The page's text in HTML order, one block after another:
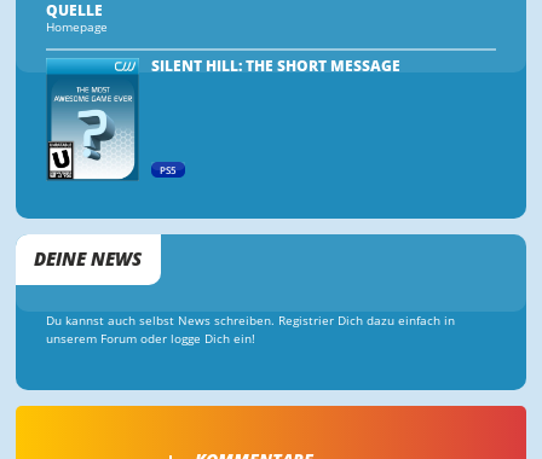
QUELLE
Homepage
SILENT HILL: THE SHORT MESSAGE
PS5
DEINE NEWS
Du kannst auch selbst News schreiben. Registrier Dich dazu einfach in
unserem Forum oder logge Dich ein!